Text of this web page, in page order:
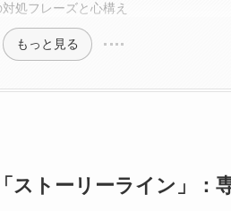
処フレーズと心構え
もっと見る
ストーリーライン」：